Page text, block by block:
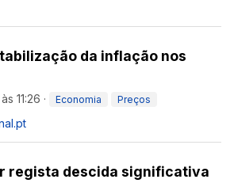
da inflação nos
11:26 · Economia Preços
regista descida significativa